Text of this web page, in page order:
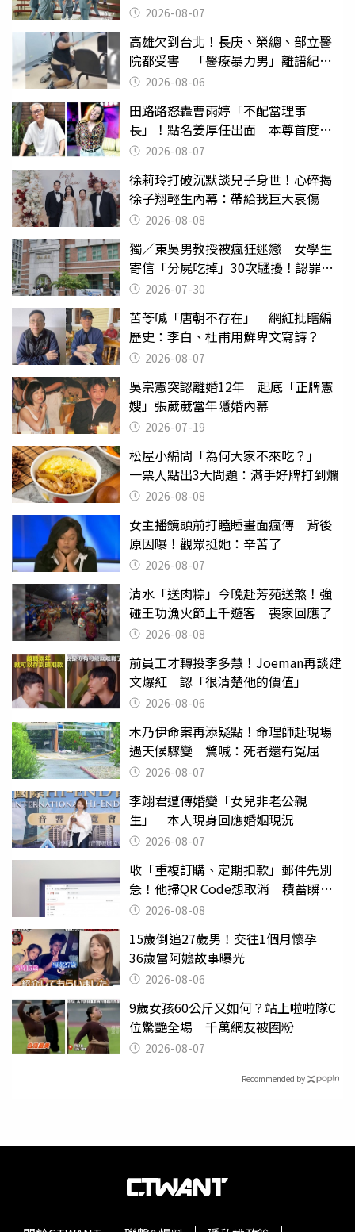
2026-08-07
高雄欠到台北！長庚、榮總、部立醫
院都受害 「醫療暴力男」離譜紀錄
曝光2026-08-06
田路路怒轟曹雨婷「不配當理事
長」！點名姜厚任出面 本尊首度回
應了2026-08-07
徐莉玲打破沉默談兒子身世！心碎揭
徐子翔輕生內幕：帶給我巨大哀傷
2026-08-08
獨／東吳男教授被瘋狂迷戀 女學生
寄信「分屍吃掉」30次騷擾！認罪免
關 2026-07-30
苦苓喊「唐朝不存在」 網紅批瞎編
歷史：李白、杜甫用鮮卑文寫詩？
2026-08-07
吳宗憲突認離婚12年 起底「正牌憲
嫂」張葳葳當年隱婚內幕
2026-07-19
松屋小編問「為何大家不來吃？」
一票人點出3大問題：滿手好牌打到爛
2026-08-08
女主播鏡頭前打瞌睡畫面瘋傳 背後
原因曝！觀眾挺她：辛苦了
2026-08-07
清水「送肉粽」今晚赴芳苑送煞！強
碰王功漁火節上千遊客 喪家回應了
2026-08-08
前員工才轉投李多慧！Joeman再談建
文爆紅 認「很清楚他的價值」
2026-08-06
木乃伊命案再添疑點！命理師赴現場
遇天候驟變 驚喊：死者還有冤屈
2026-08-07
李翊君遭傳婚變「女兒非老公親
生」 本人現身回應婚姻現況
2026-08-07
收「重複訂購、定期扣款」郵件先別
急！他掃QR Code想取消 積蓄瞬間
蒸發2026-08-08
15歲倒追27歲男！交往1個月懷孕
36歲當阿嬤故事曝光
2026-08-06
9歲女孩60公斤又如何？站上啦啦隊C
位驚艷全場 千萬網友被圈粉
2026-08-07
Recommended by